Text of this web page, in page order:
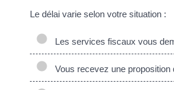
Le délai varie selon votre situation :
Les services fiscaux vous
Vous recevez une proposition